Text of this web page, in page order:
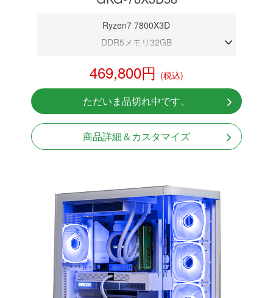
Ryzen7 7800X3D
DDR5メモリ32GB
NVMeSSD 1TB
無線LAN Bluetooth対応
Windows11 Home 64bit
469,800円 (税込)
ただいま品切れ中です。
商品詳細＆カスタマイズ